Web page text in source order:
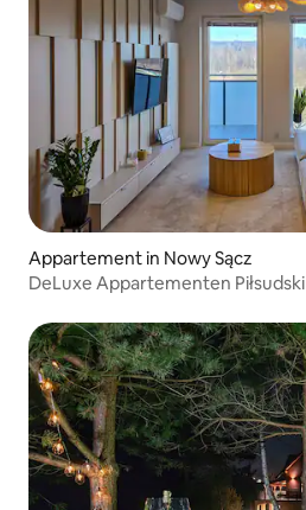
Appartement in Nowy Sącz
DeLuxe Appartementen Piłsudski